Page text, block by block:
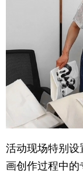
活动现场特别设
画创作过程中